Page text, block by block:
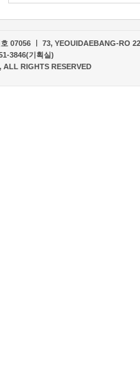
07056 ㅣ 73, YEOUIDAEBANG-RO
3846(기획실)
ALL RIGHTS RESERVED